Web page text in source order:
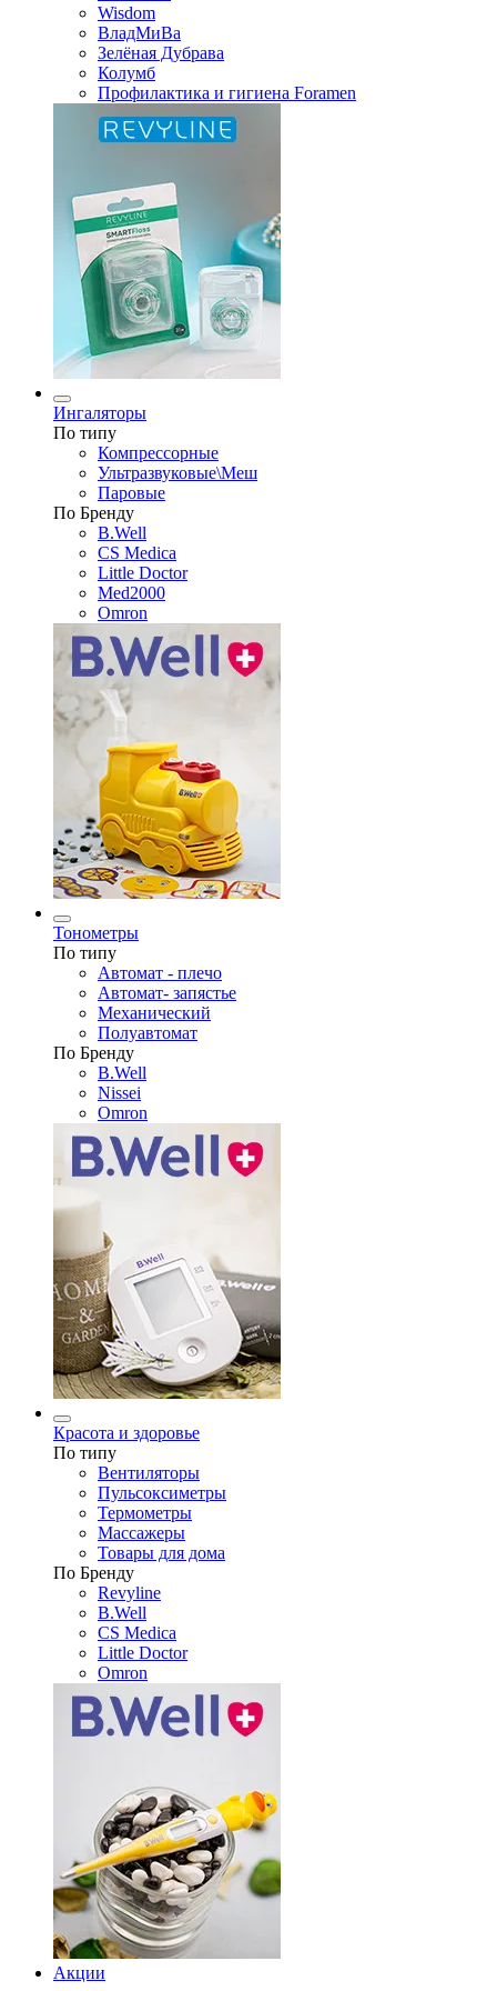
Wisdom
ВладМиВа
Зелёная Дубрава
Колумб
Профилактика и гигиена Foramen
Ингаляторы
По типу
Компрессорные
Ультразвуковые\Меш
Паровые
По Бренду
B.Well
CS Medica
Little Doctor
Med2000
Omron
Тонометры
По типу
Автомат - плечо
Автомат- запястье
Механический
Полуавтомат
По Бренду
B.Well
Nissei
Omron
Красота и здоровье
По типу
Вентиляторы
Пульсоксиметры
Термометры
Массажеры
Товары для дома
По Бренду
Revyline
B.Well
CS Medica
Little Doctor
Omron
Акции